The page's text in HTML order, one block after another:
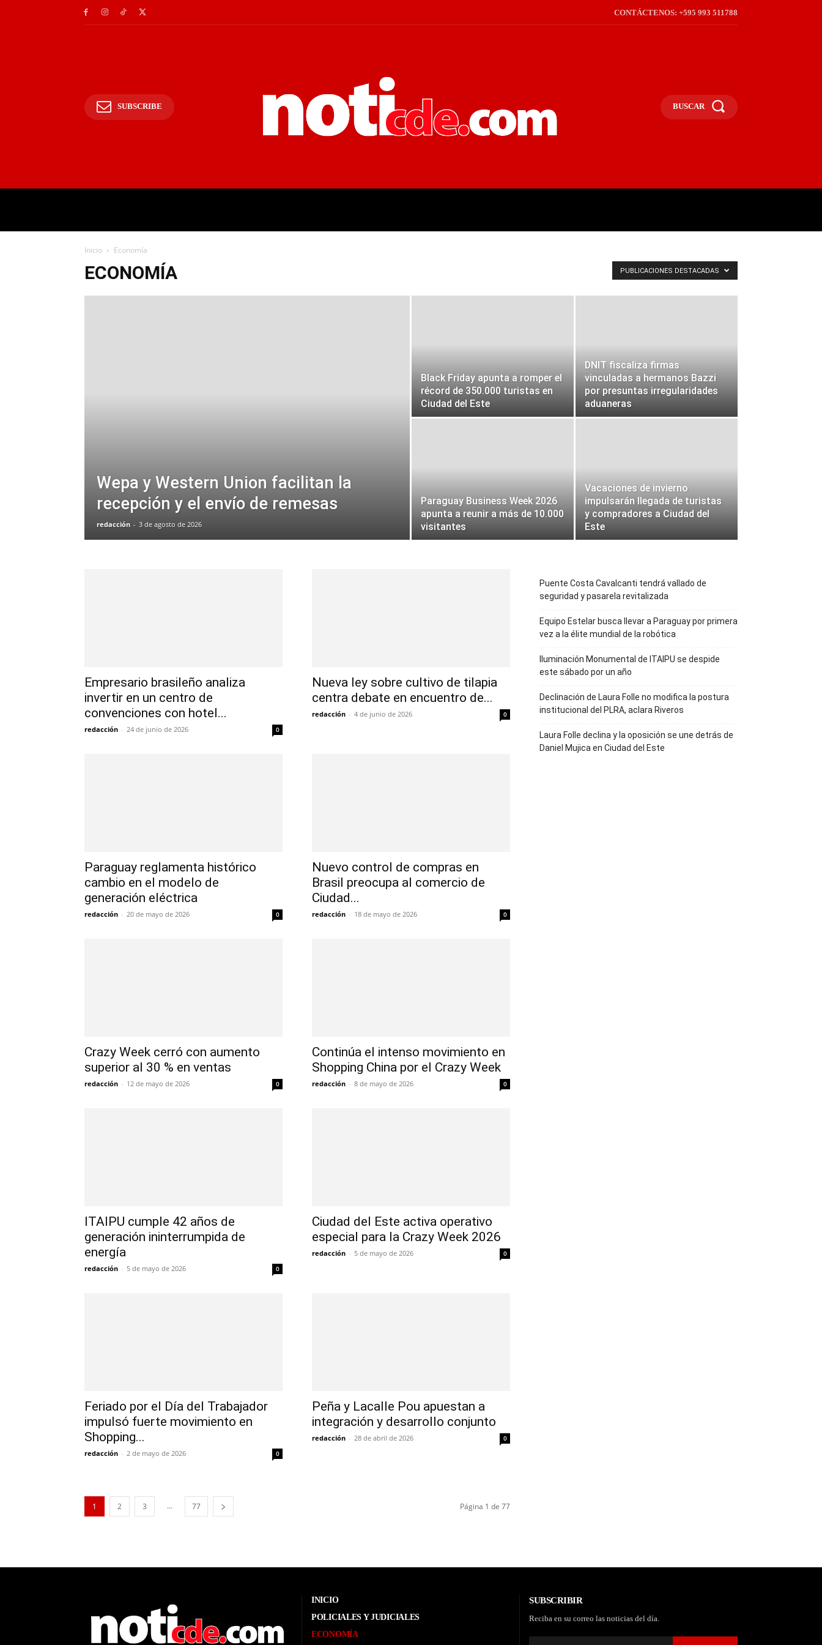
CONTÁCTENOS: +595 993 511788
SUBSCRIBE BUSCAR
Inicio Economía
ECONOMÍA PUBLICACIONES DESTACADAS
Wepa y Western Union facilitan la
recepción y el envío de remesas
redacción - 3 de agosto de 2026
Black Friday apunta a romper el
récord de 350.000 turistas en
Ciudad del Este
DNIT fiscaliza firmas
vinculadas a hermanos Bazzi
por presuntas irregularidades
aduaneras
Paraguay Business Week 2026
apunta a reunir a más de 10.000
visitantes
Vacaciones de invierno
impulsarán llegada de turistas
y compradores a Ciudad del
Este
Empresario brasileño analiza
invertir en un centro de
convenciones con hotel...
redacción - 24 de junio de 2026 0
Nueva ley sobre cultivo de tilapia
centra debate en encuentro de...
redacción - 4 de junio de 2026 0
Paraguay reglamenta histórico
cambio en el modelo de
generación eléctrica
redacción - 20 de mayo de 2026 0
Nuevo control de compras en
Brasil preocupa al comercio de
Ciudad...
redacción - 18 de mayo de 2026 0
Crazy Week cerró con aumento
superior al 30 % en ventas
redacción - 12 de mayo de 2026 0
Continúa el intenso movimiento en
Shopping China por el Crazy Week
redacción - 8 de mayo de 2026 0
ITAIPU cumple 42 años de
generación ininterrumpida de
energía
redacción - 5 de mayo de 2026 0
Ciudad del Este activa operativo
especial para la Crazy Week 2026
redacción - 5 de mayo de 2026 0
Feriado por el Día del Trabajador
impulsó fuerte movimiento en
Shopping...
redacción - 2 de mayo de 2026 0
Peña y Lacalle Pou apuestan a
integración y desarrollo conjunto
redacción - 28 de abril de 2026 0
1 2 3 ... 77 Página 1 de 77
Puente Costa Cavalcanti tendrá vallado de
seguridad y pasarela revitalizada
Equipo Estelar busca llevar a Paraguay por primera
vez a la élite mundial de la robótica
Iluminación Monumental de ITAIPU se despide
este sábado por un año
Declinación de Laura Folle no modifica la postura
institucional del PLRA, aclara Riveros
Laura Folle declina y la oposición se une detrás de
Daniel Mujica en Ciudad del Este
INICIO
POLICIALES Y JUDICIALES
ECONOMÍA
SUBSCRIBIR
Reciba en su correo las noticias del día.